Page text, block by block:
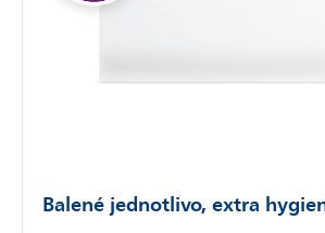
Balené jednotlivo, extra